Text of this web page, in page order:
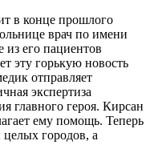
в конце прошлого
врач по имени
из его пациентов
эту горькую новость
отправляет
экспертиза
главного героя. Кирсан
ему помощь. Теперь
целых городов, а